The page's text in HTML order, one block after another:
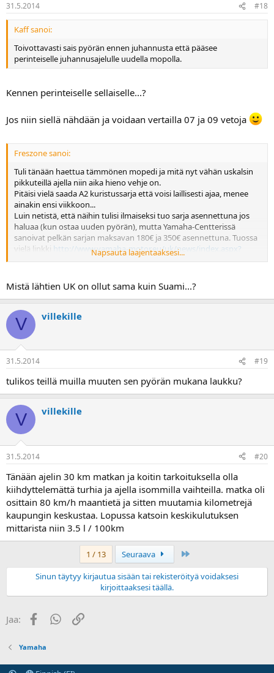
31.5.2014 #18
Kaff sanoi:
Toivottavasti sais pyörän ennen juhannusta että pääsee
perinteiselle juhannusajelulle uudella mopolla.
Kennen perinteiselle sellaiselle...?
Jos niin siellä nähdään ja voidaan vertailla 07 ja 09 vetoja
Freszone sanoi:
Tuli tänään haettua tämmönen mopedi ja mitä nyt vähän uskalsin
pikkuteillä ajella niin aika hieno vehje on.
Pitäisi vielä saada A2 kuristussarja että voisi laillisesti ajaa, menee
ainakin ensi viikkoon...
Luin netistä, että näihin tulisi ilmaiseksi tuo sarja asennettuna jos
haluaa (kun ostaa uuden pyörän), mutta Yamaha-Centterissä
sanoivat pelkän sarjan maksavan 180€ ja 350€ asennettuna. Tuossa
vielä linkki http://www.yamaha-motor.eu/uk/news/index.aspx?
id=570935
Tosin eipä tuo tosin niin kauheasti haittaa, kunhan nyt vaan saisivat
sieltä maahantuojalta lähetettyä sen...
Napsauta laajentaaksesi...
Mistä lähtien UK on ollut sama kuin Suami...?
V villekille
31.5.2014 #19
tulikos teillä muilla muuten sen pyörän mukana laukku?
V villekille
31.5.2014 #20
Tänään ajelin 30 km matkan ja koitin tarkoituksella olla
kiihdyttelemättä turhia ja ajella isommilla vaihteilla. matka oli
osittain 80 km/h maantietä ja sitten muutamia kilometrejä
kaupungin keskustaa. Lopussa katsoin keskikulutuksen
mittarista niin 3.5 l / 100km
1 / 13 Seuraava
Sinun täytyy kirjautua sisään tai rekisteröityä voidaksesi
kirjoittaaksesi täällä.
Jaa: FacebookWhatsApp
Linkki
Yamaha